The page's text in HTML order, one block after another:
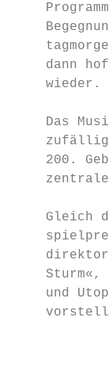
dann
wieder.
Das
200.
Gleich
Sturm«,
und